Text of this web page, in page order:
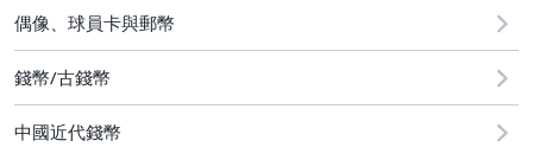
手錶與飾品配件
偶像、球員卡與郵幣
錢幣/古錢幣
中國近代錢幣